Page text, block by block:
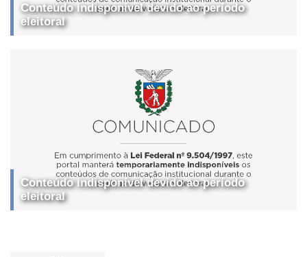
Conteúdo indisponível devido ao período
eleitoral
Conteúdo indisponível devido ao período
eleitoral